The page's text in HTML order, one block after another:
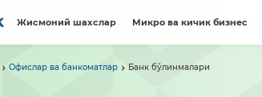
Жисмоний шахслар Микро ва кичик бизнес
Офислар ва банкоматлар Банк бўлинмалари